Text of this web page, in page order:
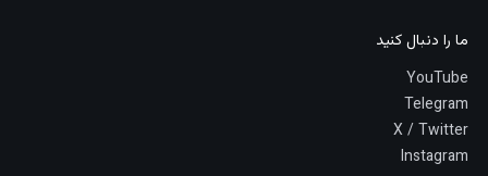
ما را دنبال کنید
YouTube
Telegram
X / Twitter
Instagram